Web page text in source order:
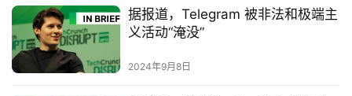
据报道，Telegram 被非法和极端主
义活动“淹没”
2024年9月8日